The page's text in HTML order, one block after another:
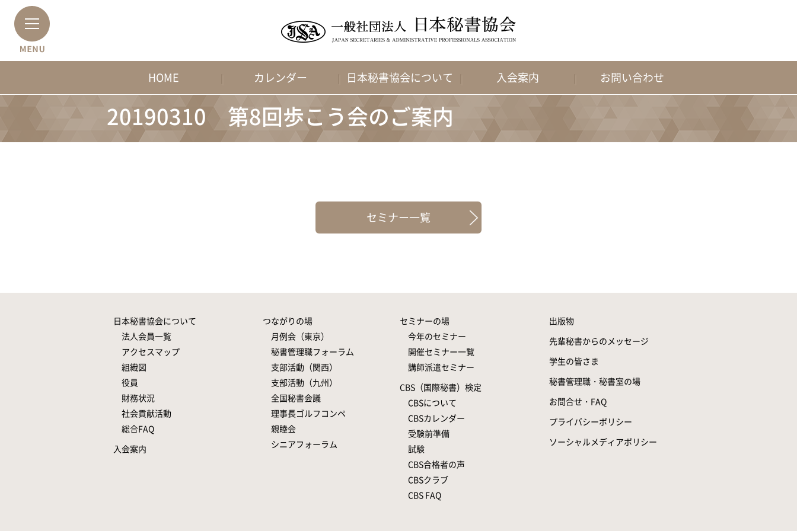
HOME カレンダー 日本秘書協会について 入会案内 お問い合わせ
20190310 第8回歩こう会のご案内
セミナー一覧
日本秘書協会について
法人会員一覧
アクセスマップ
組織図
役員
財務状況
社会貢献活動
総合FAQ
入会案内
つながりの場
月例会（東京）
秘書管理職フォーラム
支部活動（関西）
支部活動（九州）
全国秘書会議
理事長ゴルフコンペ
親睦会
シニアフォーラム
セミナーの場
今年のセミナー
開催セミナー一覧
講師派遣セミナー
CBS（国際秘書）検定
CBSについて
CBSカレンダー
受験前準備
試験
CBS合格者の声
CBSクラブ
CBS FAQ
出版物
先輩秘書からのメッセージ
学生の皆さま
秘書管理職・秘書室の場
お問合せ・FAQ
プライバシーポリシー
ソーシャルメディアポリシー